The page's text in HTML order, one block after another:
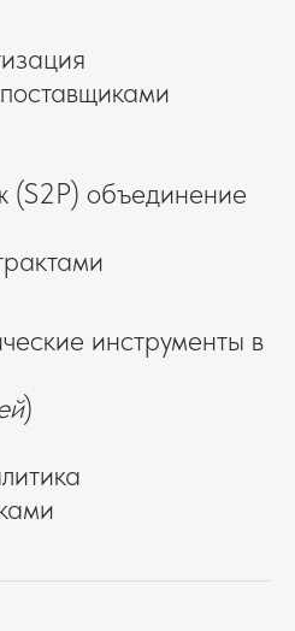
(S2P) объединение
инструменты в
)